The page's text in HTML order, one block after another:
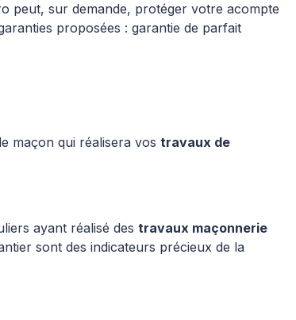
peut, sur demande, protéger votre acompte
proposées : garantie de parfait
maçon qui réalisera vos travaux de
ayant réalisé des travaux maçonnerie
sont des indicateurs précieux de la